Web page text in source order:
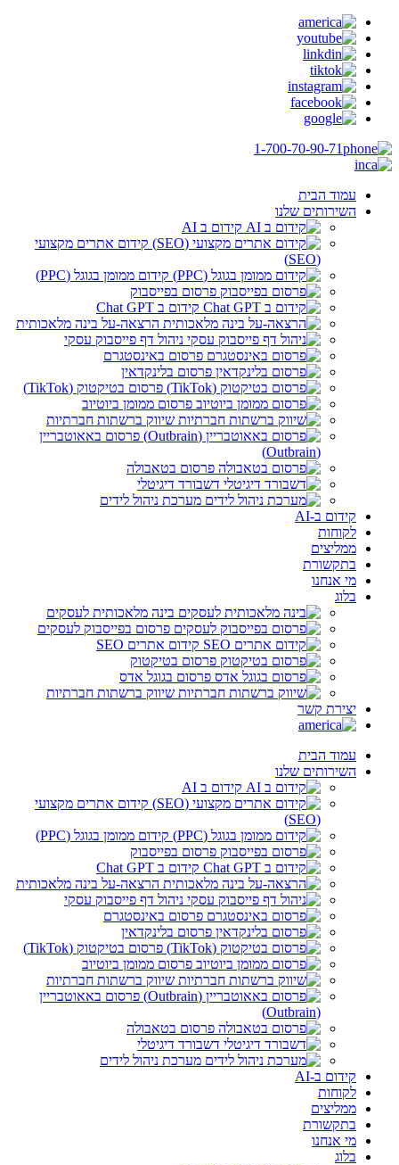
1-700-70-90-71
עמוד הבית
השירותים שלנו
קידום ב AI
קידום אתרים מקצועי
(SEO)
קידום ממומן בגוגל (PPC)
פרסום בפייסבוק
קידום ב Chat GPT
הרצאה-על בינה מלאכותית
ניהול דף פייסבוק עסקי
פרסום באינסטגרם
פרסום בלינקדאין
פרסום בטיקטוק (TikTok)
פרסום ממומן ביוטיוב
שיווק ברשתות חברתיות
פרסום באאוטבריין
(Outbrain)
פרסום בטאבולה
דשבורד דיגיטלי
מערכת ניהול לידים
קידום ב-AI
לקוחות
ממליצים
בתקשורת
מי אנחנו
בלוג
בינה מלאכותית לעסקים
פרסום בפייסבוק לעסקים
קידום אתרים SEO
פרסום בטיקטוק
פרסום בגוגל אדס
שיווק ברשתות חברתיות
יצירת קשר
עמוד הבית
השירותים שלנו
קידום ב AI
קידום אתרים מקצועי
(SEO)
קידום ממומן בגוגל (PPC)
פרסום בפייסבוק
קידום ב Chat GPT
הרצאה-על בינה מלאכותית
ניהול דף פייסבוק עסקי
פרסום באינסטגרם
פרסום בלינקדאין
פרסום בטיקטוק (TikTok)
פרסום ממומן ביוטיוב
שיווק ברשתות חברתיות
פרסום באאוטבריין
(Outbrain)
פרסום בטאבולה
דשבורד דיגיטלי
מערכת ניהול לידים
קידום ב-AI
לקוחות
ממליצים
בתקשורת
מי אנחנו
בלוג